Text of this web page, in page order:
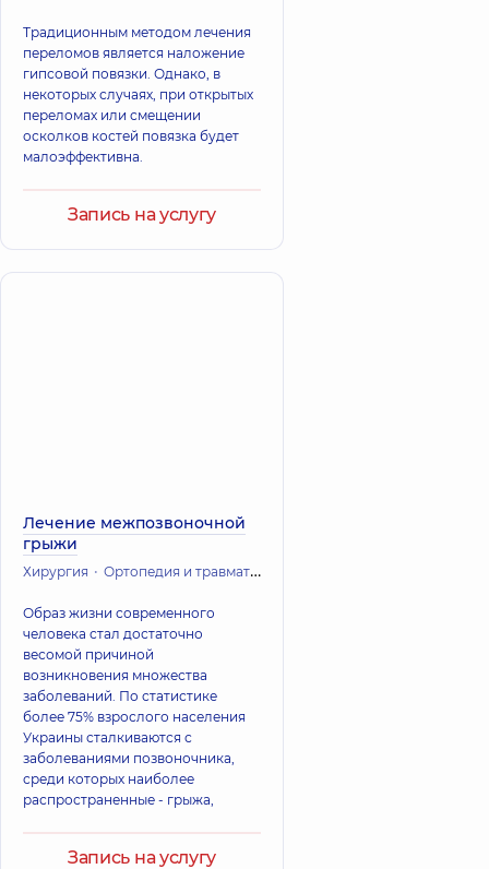
Традиционным методом лечения
переломов является наложение
гипсовой повязки. Однако, в
некоторых случаях, при открытых
переломах или смещении
осколков костей повязка будет
малоэффективна.
Запись на услугу
Лечение межпозвоночной
грыжи
Хирургия Ортопедия и травматология
Образ жизни современного
человека стал достаточно
весомой причиной
возникновения множества
заболеваний. По статистике
более 75% взрослого населения
Украины сталкиваются с
заболеваниями позвоночника,
среди которых наиболее
распространенные - грыжа,
Запись на услугу